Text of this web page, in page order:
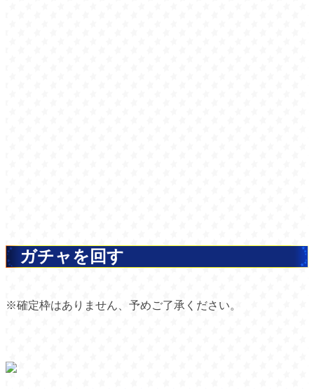
ガチャを回す
※確定枠はありません、予めご了承ください。